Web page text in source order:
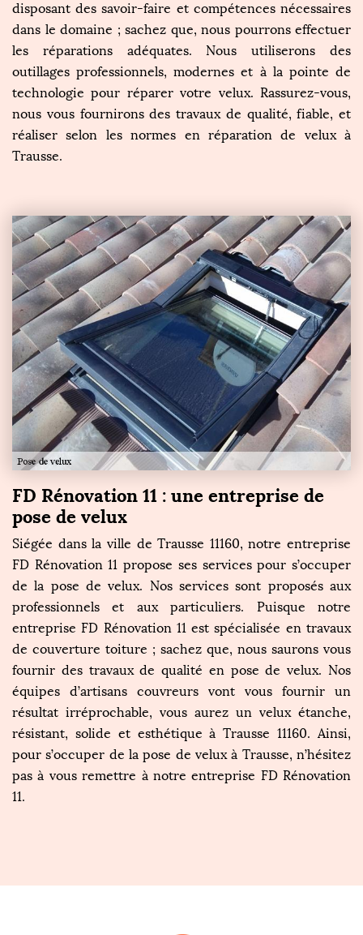
disposant des savoir-faire et compétences nécessaires
dans le domaine ; sachez que, nous pourrons effectuer
les réparations adéquates. Nous utiliserons des
outillages professionnels, modernes et à la pointe de
technologie pour réparer votre velux. Rassurez-vous,
nous vous fournirons des travaux de qualité, fiable, et
réaliser selon les normes en réparation de velux à
Trausse.
FD Rénovation 11 : une entreprise de
pose de velux
Siégée dans la ville de Trausse 11160, notre entreprise
FD Rénovation 11 propose ses services pour s’occuper
de la pose de velux. Nos services sont proposés aux
professionnels et aux particuliers. Puisque notre
entreprise FD Rénovation 11 est spécialisée en travaux
de couverture toiture ; sachez que, nous saurons vous
fournir des travaux de qualité en pose de velux. Nos
équipes d’artisans couvreurs vont vous fournir un
résultat irréprochable, vous aurez un velux étanche,
résistant, solide et esthétique à Trausse 11160. Ainsi,
pour s’occuper de la pose de velux à Trausse, n’hésitez
pas à vous remettre à notre entreprise FD Rénovation
11.